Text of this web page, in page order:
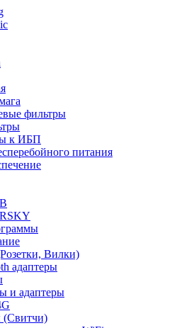
фильтры
к ИБП
питания
Вилки)
адаптеры
и адаптеры
(Свитчи)